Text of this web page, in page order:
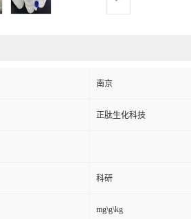
南京
正肽生化科技
科研
mg\g\kg